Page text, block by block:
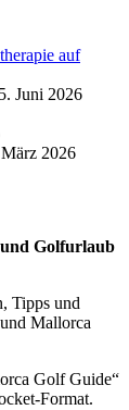
auf
5. Juni 2026
2026
Golfurlaub
Tipps und
Mallorca
Golf Guide“
Format.